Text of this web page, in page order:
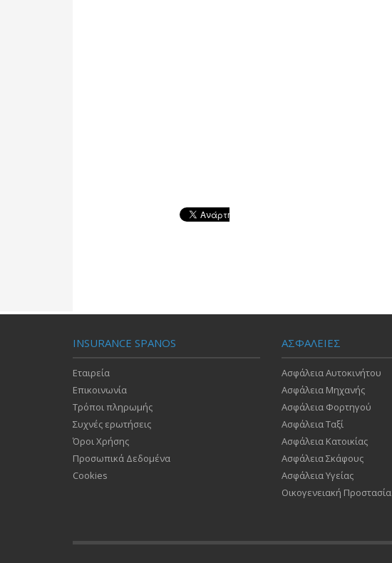
INSURANCE SPANOS
Εταιρεία
Επικοινωνία
Τρόποι πληρωμής
Συχνές ερωτήσεις
Όροι Χρήσης
Προσωπικά Δεδομένα
Cookies
ΑΣΦΑΛΕΙΕΣ
Ασφάλεια Αυτοκινήτου
Ασφάλεια Μηχανής
Ασφάλεια Φορτηγού
Ασφάλεια Ταξί
Ασφάλεια Κατοικίας
Ασφάλεια Σκάφους
Ασφάλεια Υγείας
Οικογενειακή Προστασία